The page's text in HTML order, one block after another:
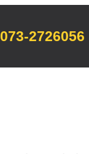
073-2726056